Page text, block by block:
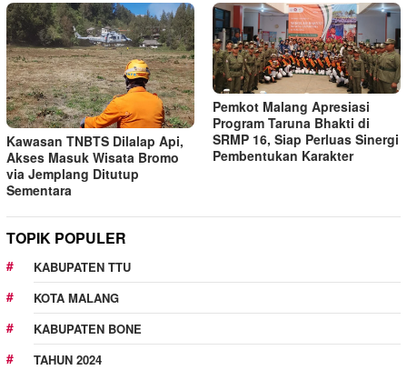
Kawasan TNBTS Dilalap Api,
Akses Masuk Wisata Bromo
via Jemplang Ditutup
Sementara
Pemkot Malang Apresiasi
Program Taruna Bhakti di
SRMP 16, Siap Perluas Sinergi
Pembentukan Karakter
TOPIK POPULER
KABUPATEN TTU
KOTA MALANG
KABUPATEN BONE
TAHUN 2024